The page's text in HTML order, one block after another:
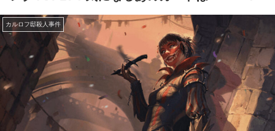
カルロフ邸殺人事件